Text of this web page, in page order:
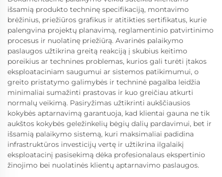
išsamią produkto techninę specifikaciją, montavimo
brėžinius, priežiūros grafikus ir atitikties sertifikatus, kurie
palengvina projektų planavimą, reglamentinio patvirtinimo
procesus ir nuolatinę priežiūrą. Avarinės palaikymo
paslaugos užtikrina greitą reakciją į skubius keitimo
poreikius ar technines problemas, kurios gali turėti įtakos
eksploataciniam saugumui ar sistemos patikimumui, o
greito pristatymo galimybės ir techninė pagalba leidžia
minimaliai sumažinti prastovas ir kuo greičiau atkurti
normalų veikimą. Pasiryžimas užtikrinti aukščiausios
kokybės aptarnavimą garantuoja, kad klientai gauna ne tik
aukštos kokybės geležinkelių bėgių dalių pardavimui, bet ir
išsamią palaikymo sistemą, kuri maksimaliai padidina
infrastruktūros investicijų vertę ir užtikrina ilgalaikį
eksploatacinį pasisekimą dėka profesionalaus ekspertinio
žinojimo bei nuolatinės klientų aptarnavimo paslaugos.